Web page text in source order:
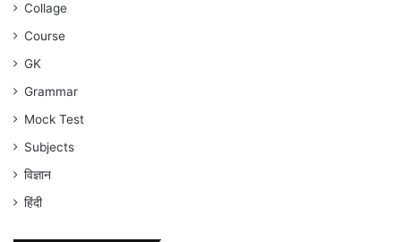
Collage
Course
GK
Grammar
Mock Test
Subjects
विज्ञान
हिंदी